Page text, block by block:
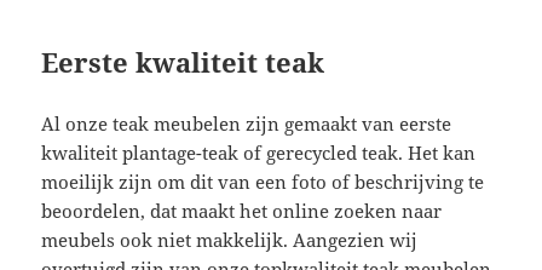
Eerste kwaliteit teak
Al onze teak meubelen zijn gemaakt van eerste
kwaliteit plantage-teak of gerecycled teak. Het kan
moeilijk zijn om dit van een foto of beschrijving te
beoordelen, dat maakt het online zoeken naar
meubels ook niet makkelijk. Aangezien wij